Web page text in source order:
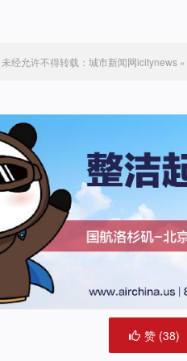
未经允许不得转载： 城市新闻网icitynews »
赞 (38)